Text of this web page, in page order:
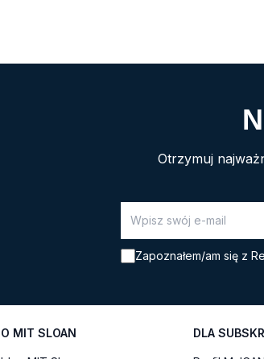
Otrzymuj
Zapoznałem/am się z
O MIT SLOAN DLA